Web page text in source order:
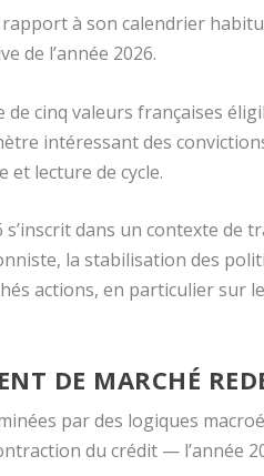
à son calendrier
de l’année 2026.
cinq valeurs françaises
intéressant des
et lecture de cycle.
s’inscrit dans un contexte de
la stabilisation des
actions, en particulier sur
DE MARCHÉ
par des logiques
du crédit — l’année